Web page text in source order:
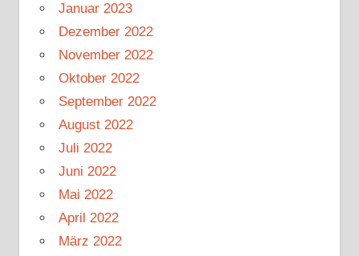
Januar 2023
Dezember 2022
November 2022
Oktober 2022
September 2022
August 2022
Juli 2022
Juni 2022
Mai 2022
April 2022
März 2022